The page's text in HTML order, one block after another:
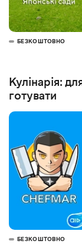
БЕЗКОШТОВНО
Кулінарія:
готувати
БЕЗКОШТОВНО